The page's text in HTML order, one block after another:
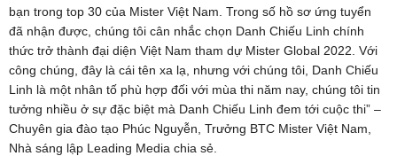
bạn trong top 30 của Mister Việt Nam. Trong số hồ sơ ứng tuyển
đã nhận được, chúng tôi cân nhắc chọn Danh Chiếu Linh chính
thức trở thành đại diện Việt Nam tham dự Mister Global 2022. Với
công chúng, đây là cái tên xa lạ, nhưng với chúng tôi, Danh Chiếu
Linh là một nhân tố phù hợp đối với mùa thi năm nay, chúng tôi tin
tưởng nhiều ở sự đặc biệt mà Danh Chiếu Linh đem tới cuộc thi” –
Chuyên gia đào tạo Phúc Nguyễn, Trưởng BTC Mister Việt Nam,
Nhà sáng lập Leading Media chia sẻ.